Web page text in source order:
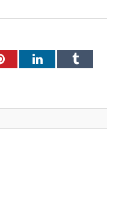
PinterestLinkedInTumblr